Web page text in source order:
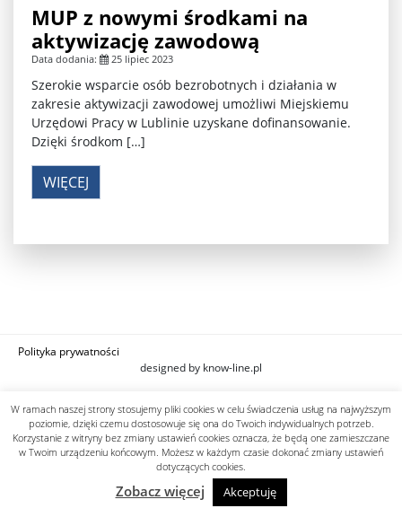
MUP z nowymi środkami na
aktywizację zawodową
Data dodania: 25 lipiec 2023
Szerokie wsparcie osób bezrobotnych i działania w
zakresie aktywizacji zawodowej umożliwi Miejskiemu
Urzędowi Pracy w Lublinie uzyskane dofinansowanie.
Dzięki środkom […]
WIĘCEJ
Polityka prywatności
designed by know-line.pl
W ramach naszej strony stosujemy pliki cookies w celu świadczenia usług na najwyższym
poziomie, dzięki czemu dostosowuje się ona do Twoich indywidualnych potrzeb.
Korzystanie z witryny bez zmiany ustawień cookies oznacza, że będą one zamieszczane
w Twoim urządzeniu końcowym. Możesz w każdym czasie dokonać zmiany ustawień
dotyczących cookies.
Zobacz więcej Akceptuję